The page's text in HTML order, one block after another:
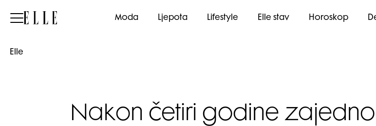
Elle Moda Ljepota Lifestyle Elle stav Horoskop
Elle
Nakon četiri godine